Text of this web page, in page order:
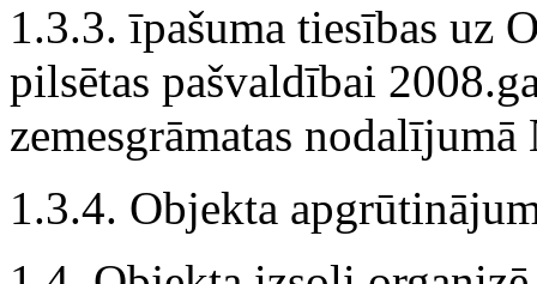
1.3.3. īpašuma tiesības uz
pilsētas pašvaldībai
zemesgrāmatas
1.3.4. Objekta